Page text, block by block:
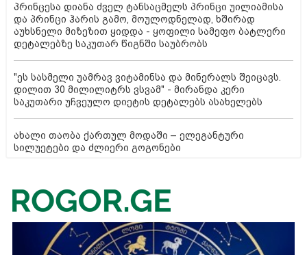
პრინცესა დიანა ძველ ტანსაცმელს პრინცი უილიამისა
და პრინცი ჰარის გამო, მოულოდნელად, ხშირად
აუხსნელი მიზეზით ყიდდა - ყოფილი სამეფო ბატლერი
დეტალებზე საკუთარ წიგნში საუბრობს
"ეს სასმელი უამრავ ვიტამინსა და მინერალს შეიცავს.
დილით 30 მილილიტრს ვსვამ" - მირანდა კერი
საკუთარი უჩვეულო დიეტის დეტალებს ასახელებს
ახალი თაობა ქართულ მოდაში – ელეგანტური
სილუეტები და ძლიერი გოგონები